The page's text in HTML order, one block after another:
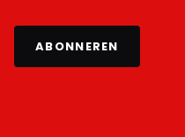
ABONNEREN